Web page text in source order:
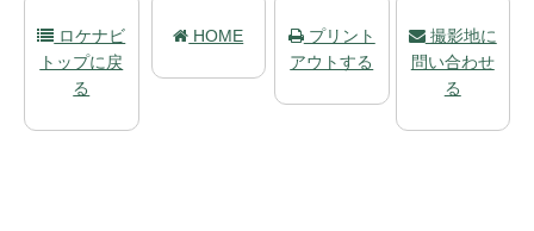
撮影地に
問い合わせ
る
プリント
アウトする
ロケナビ
トップに戻
る
HOME